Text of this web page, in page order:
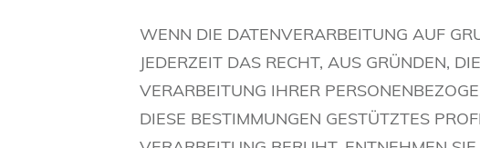
WENN DIE DATENVERARBEITUNG AUF
JEDERZEIT DAS RECHT, AUS GRÜNDEN,
VERARBEITUNG IHRER
DIESE BESTIMMUNGEN GESTÜTZTES